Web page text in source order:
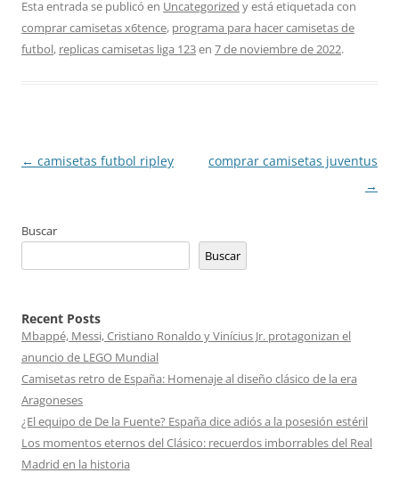
Esta entrada se publicó en Uncategorized y está etiquetada con
comprar camisetas x6tence, programa para hacer camisetas de
futbol, replicas camisetas liga 123en 7 de noviembre de 2022.
Navegación
← camisetas futbol ripley
comprar camisetas juventus
→
Buscar
Buscar
Recent Posts
Mbappé, Messi, Cristiano Ronaldo y Vinícius Jr. protagonizan el
anuncio de LEGO Mundial
Camisetas retro de España: Homenaje al diseño clásico de la era
Aragoneses
¿El equipo de De la Fuente? España dice adiós a la posesión estéril
Los momentos eternos del Clásico: recuerdos imborrables del Real
Madrid en la historia